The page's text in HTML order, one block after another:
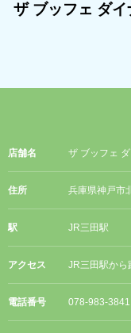
ザ ブッフェ ダ
店舗名 ザ ブッフェ
住所 兵庫県神戸市
駅 JR三田駅
アクセス JR三田駅から
電話番号 078-983-3841